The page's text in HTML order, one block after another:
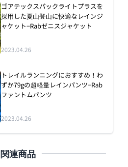
ゴアテックスパックライトプラスを
採用した夏山登山に快適なレインジ
ャケット−Rabゼニスジャケット
2023.04.26
トレイルランニングにおすすめ！わ
ずか79gの超軽量レインパンツ−Rab
ファントムパンツ
2023.04.26
関連商品